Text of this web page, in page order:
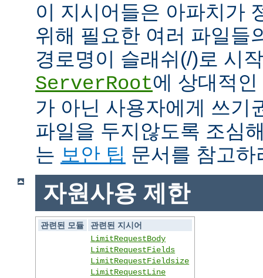
이 지시어들은 아파치가
위해 필요한 여러 파일들
경로명이 슬래쉬(/)로 시
ServerRoot에 상대적
가 아닌 사용자에게 쓰기
파일을 두지않도록 조심
는 보안 팁 문서를 참고하
자원사용 제한
관련된 모듈
관련된 지시어
LimitRequestBody
LimitRequestFields
LimitRequestFieldsize
LimitRequestLine